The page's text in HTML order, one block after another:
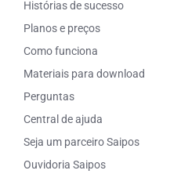
Histórias de sucesso
Planos e preços
Como funciona
Materiais para download
Perguntas
Central de ajuda
Seja um parceiro Saipos
Ouvidoria Saipos